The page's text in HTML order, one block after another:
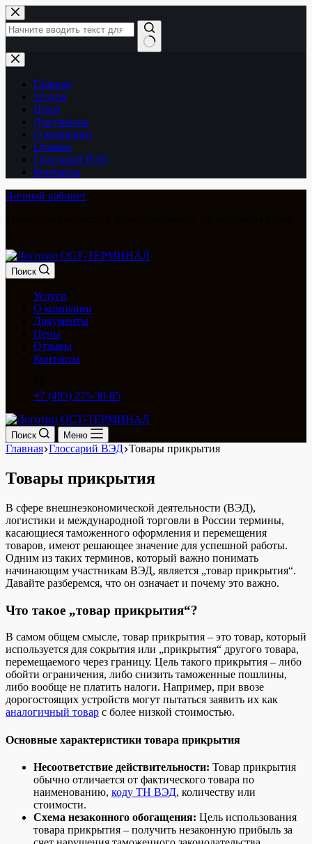
Перейти
к
сути
Ничего
не
найденоГлавная
Услуги
Цены
Документы
О компании
Отзывы
Глоссарий ВЭД
Контакты
Личный кабинет
Поиск
Услуги
О компании
Документы
Цены
Отзывы
Контакты
+7 (495) 275-30-85
Поиск Меню
Главная Глоссарий ВЭД Товары прикрытия
Товары прикрытия
В сфере внешнеэкономической деятельности (ВЭД),
логистики и международной торговли в России термины,
касающиеся таможенного оформления и перемещения
товаров, имеют решающее значение для успешной работы.
Одним из таких терминов, который важно понимать
начинающим участникам ВЭД, является „товар прикрытия“.
Давайте разберемся, что он означает и почему это важно.
Что такое „товар прикрытия“?
В самом общем смысле, товар прикрытия – это товар, который
используется для сокрытия или „прикрытия“ другого товара,
перемещаемого через границу. Цель такого прикрытия – либо
обойти ограничения, либо снизить таможенные пошлины,
либо вообще не платить налоги. Например, при ввозе
дорогостоящих устройств могут пытаться заявить их как
аналогичный товар с более низкой стоимостью.
Основные характеристики товара прикрытия
Несоответствие действительности: Товар прикрытия
обычно отличается от фактического товара по
наименованию, коду ТН ВЭД, количеству или
стоимости.
Схема незаконного обогащения: Цель использования
товара прикрытия – получить незаконную прибыль за